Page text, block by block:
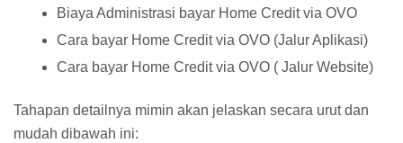
Biaya Administrasi bayar Home Credit via OVO
Cara bayar Home Credit via OVO (Jalur Aplikasi)
Cara bayar Home Credit via OVO ( Jalur Website)
Tahapan detailnya mimin akan jelaskan secara urut dan
mudah dibawah ini: